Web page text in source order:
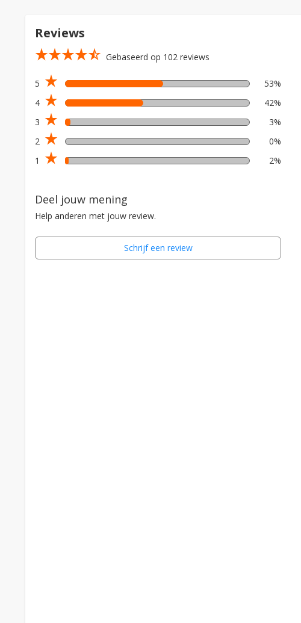
Reviews
star_ratestar_ratestar_ratestar_ratestar_rate_half Gebaseerd op 102 reviews
5 star_rate
53%
4 star_rate
42%
3 star_rate
3%
2 star_rate
0%
1
star_rate 2%
Deel jouw mening
Help anderen met jouw review.
Schrijf een review